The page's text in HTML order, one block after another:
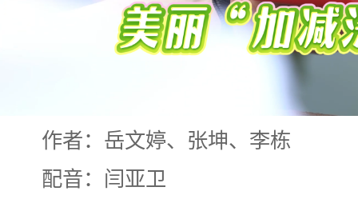
作者：岳文婷、张坤、李栋
配音：闫亚卫